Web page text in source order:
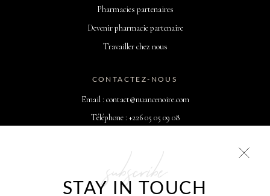
subscribe
STAY IN TOUCH
Pharmacies partenaires
Devenir pharmacie partenaire
Travailler chez nous
CONTACTEZ-NOUS
Email : contact@nuancenoire.com
Téléphone : +226 05 05 09 08
Du Samedi au Dimanche : 10h00 - 18h30